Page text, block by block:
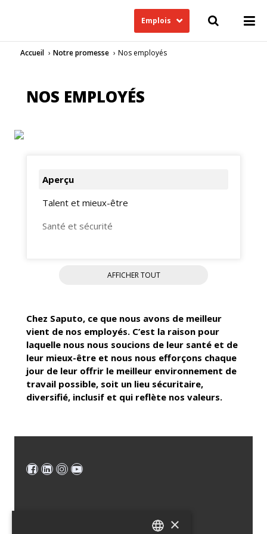
Emplois
Accueil Notre promesse Nos employés
NOS EMPLOYÉS
Aperçu
Talent et mieux-être
Santé et sécurité
AFFICHER TOUT
Chez Saputo, ce que nous avons de meilleur
vient de nos employés. C’est la raison pour
laquelle nous nous soucions de leur santé et de
leur mieux-être et nous nous efforçons chaque
jour de leur offrir le meilleur environnement de
travail possible, soit un lieu sécuritaire,
diversifié, inclusif et qui reflète nos valeurs.
×